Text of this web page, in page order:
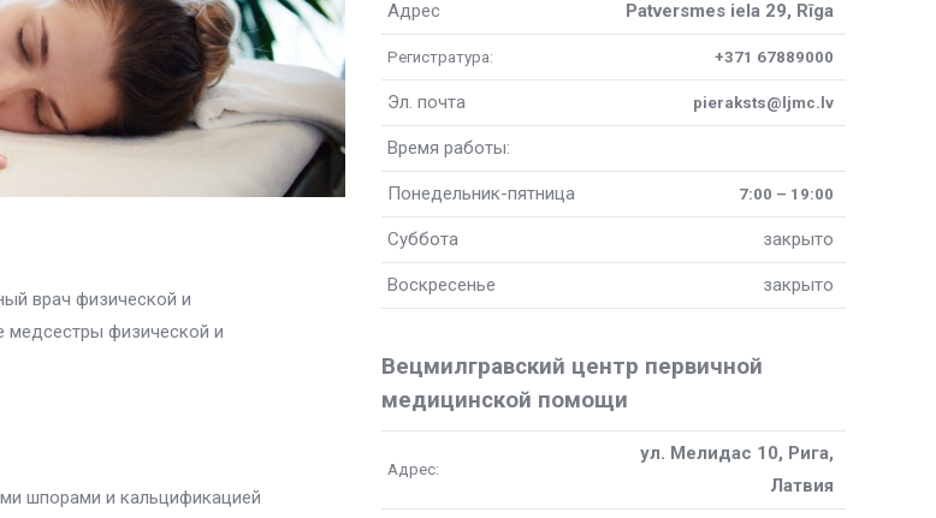
врач физической и
медсестры физической и
шпорами и кальцификацией
Адрес Patversmes iela 29, Rīga
Регистратура: +371 67889000
Эл. почта pieraksts@ljmc.lv
Время работы:
Понедельник-пятница 7:00 – 19:00
Суббота закрыто
Воскресенье закрыто
Вецмилгравский центр первичной
медицинской помощи
Адрес:
ул. Мелидас 10, Рига,
Латвия